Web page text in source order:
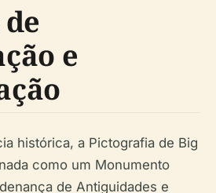
e
histórica, a Pictografia de Big
como um Monumento
de Antiguidades e